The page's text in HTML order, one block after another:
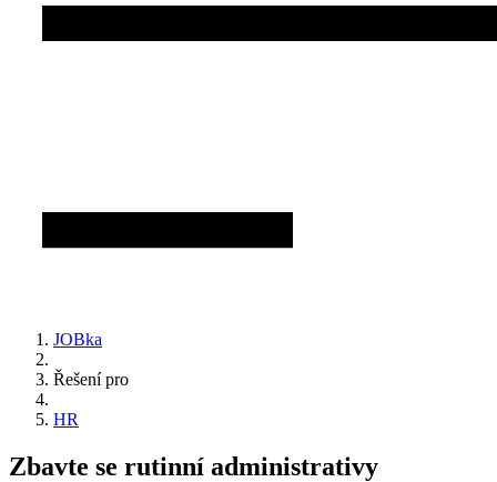
JOBka
Řešení pro
HR
Zbavte se rutinní administrativy